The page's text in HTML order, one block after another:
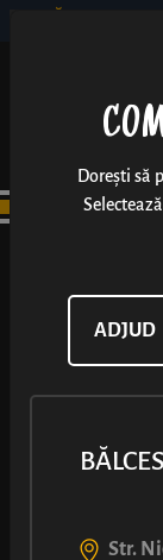
Dorești să
Str.